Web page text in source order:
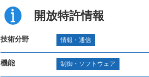
開放特許情報
技術分野 情報・通信
機能 制御・ソフトウェア